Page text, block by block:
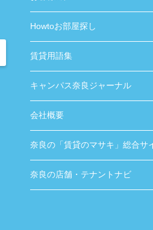
Howtoお部屋探し
賃貸用語集
キャンパス奈良ジャーナル
会社概要
奈良の「賃貸のマサキ」総合サ
奈良の店舗・テナントナビ